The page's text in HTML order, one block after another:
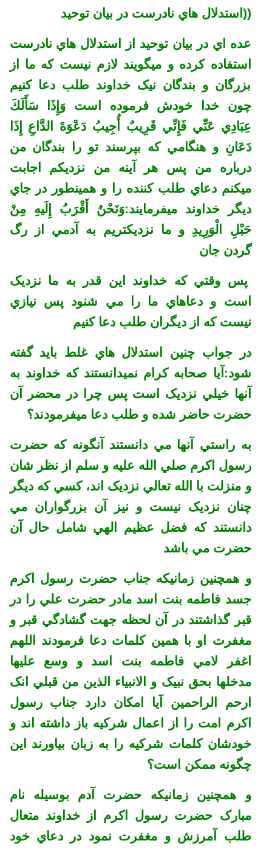
((استدلال هاي نادرست در بيان توحيد
عده اي در بيان توحيد از استدلال هاي نادرست
استفاده کرده و ميگويند لازم نيست که ما از
بزرگان و بندگان نيک خداوند طلب دعا کنيم
چون خدا خودش فرموده است وَإِذَا سَأَلَكَ
عِبَادِي عَنِّي فَإِنِّي قَرِيبٌ أُجِيبُ دَعْوَةَ الدَّاعِ إِذَا
دَعَانِ و هنگامي که بپرسند تو را بندگان من
درباره من پس هر آينه من نزديکم اجابت
ميکنم دعاي طلب کننده را و همينطور در جاي
ديگر خداوند ميفرمايند:وَنَحْنُ أَقْرَبُ إِلَيهِ مِنْ
حَبْلِ الْوَرِيدِ و ما نزديکتريم به آدمي از رگ
گردن جان
پس وقتي که خداوند اين قدر به ما نزديک
است و دعاهاي ما را مي شنود پس نيازي
نيست که از ديگران طلب دعا کنيم
در جواب چنين استدلال هاي غلط بايد گفته
شود:آيا صحابه کرام نميدانستند که خداوند به
آنها خيلي نزديک است پس چرا در محضر آن
حضرت حاضر شده و طلب دعا ميفرمودند؟
به راستي آنها مي دانستند آنگونه که حضرت
رسول اکرم صلي الله عليه و سلم از نظر شان
و منزلت با الله تعالي نزديک اند، کسي که ديگر
چنان نزديک نيست و نيز آن بزرگواران مي
دانستند که فضل عظيم الهي شامل حال آن
حضرت مي باشد
و همچنين زمانيکه جناب حضرت رسول اکرم
جسد فاطمه بنت اسد مادر حضرت علي را در
قبر گذاشتند در آن لحظه جهت گشادگي قبر و
مغفرت او با همين کلمات دعا فرمودند اللهم
اغفر لامي فاطمه بنت اسد و وسع عليها
مدخلها بحق نبيک و الانبياء الذين من قبلي انک
ارحم الراحمين آيا امکان دارد جناب رسول
اکرم امت را از اعمال شرکيه باز داشته اند و
خودشان کلمات شرکيه را به زبان بياورند اين
چگونه ممکن است؟
و همچنين زمانيکه حضرت آدم بوسيله نام
مبارک حضرت رسول اکرم از خداوند متعال
طلب آمرزش و مغفرت نمود در دعاي خود